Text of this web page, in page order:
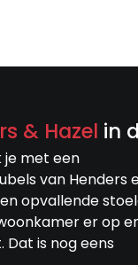
& Hazel in
je met een
van Henders
opvallende
er op
Dat is nog eens